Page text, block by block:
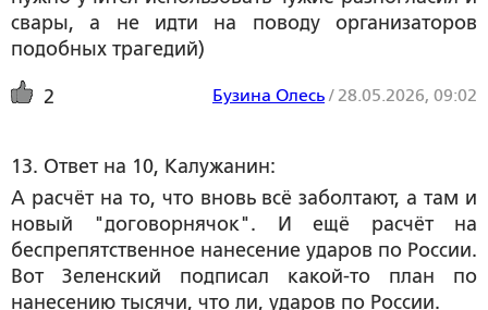
свары, а не идти на поводу организаторов
подобных трагедий)
2 Бузина Олесь/ 28.05.2026, 09:02
13. Ответ на 10, Калужанин:
А расчёт на то, что вновь всё заболтают, а там и
новый "договорнячок". И ещё расчёт на
беспрепятственное нанесение ударов по России.
Вот Зеленский подписал какой-то план по
нанесению тысячи, что ли, ударов по России.